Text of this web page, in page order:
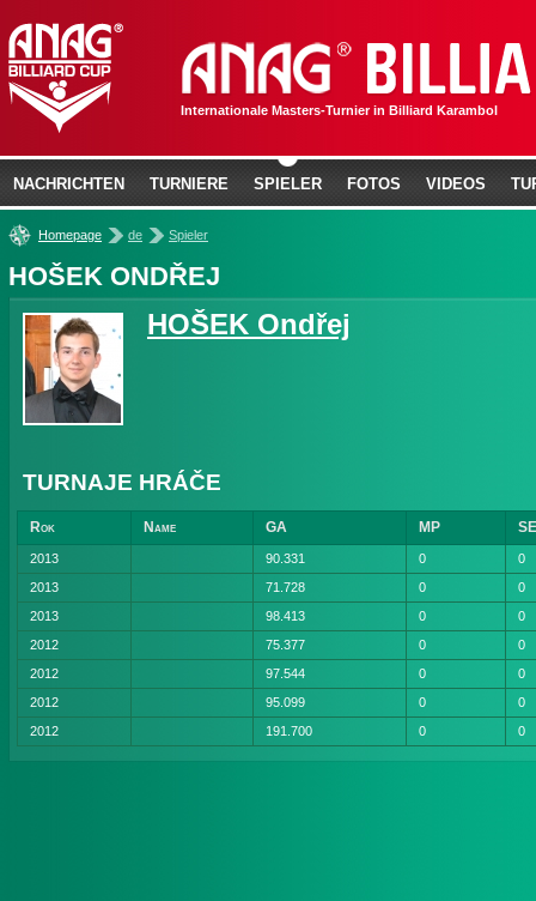
Homepage
» de
» Spieler
HOŠEK ONDŘEJ
HOŠEK Ondřej
TURNAJE HRÁČE
Rok Name GA MP
2013 90.331 0
0
2013
71.728 0
0
2013
98.413 0
0
2012
75.377 0
0
2012
97.544 0
0
2012
95.099 0
0
2012
191.700 0 0
Internationale Masters-Turnier in Billiard Karambol
NACHRICHTEN TURNIERE SPIELER FOTOS VIDEOS